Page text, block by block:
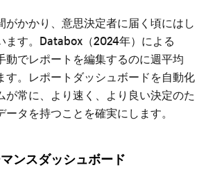
がかかり、意思決定者に届く頃にはし
ます。Databox（2024年）による
動でレポートを編集するのに週平均
す。レポートダッシュボードを自動化
が常に、より速く、より良い決定のた
タを持つことを確実にします。
ンスダッシュボード